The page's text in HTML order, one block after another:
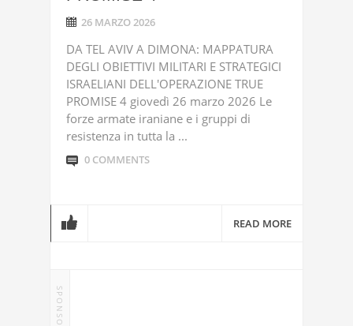
26 MARZO 2026
DA TEL AVIV A DIMONA: MAPPATURA
DEGLI OBIETTIVI MILITARI E STRATEGICI
ISRAELIANI DELL'OPERAZIONE TRUE
PROMISE 4 giovedì 26 marzo 2026 Le
forze armate iraniane e i gruppi di
resistenza in tutta la ...
0 COMMENTS
READ MORE
SPONSOR